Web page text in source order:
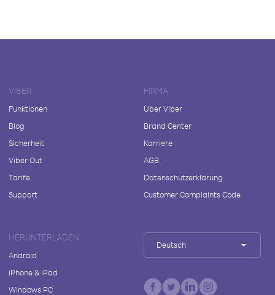
VIBER
Funktionen
Blog
Sicherheit
Viber Out
Tarife
Support
FIRMA
Über Viber
Brand Center
Karriere
AGB
Datenschutzerklärung
Customer Complaints Code
HERUNTERLADEN
Android
iPhone & iPad
Windows PC
Deutsch